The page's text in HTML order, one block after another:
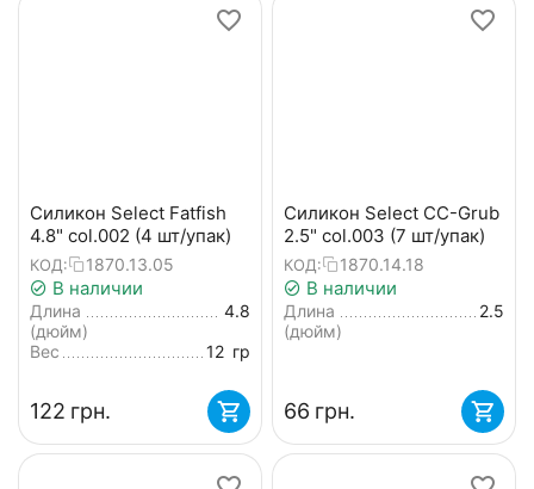
Силикон Select Fatfish
4.8" col.002 (4 шт/упак)
КОД: 1870.13.05
В наличии
Длина
(дюйм)
4.8
Вес
12 гр
‍122‍ грн.
Силикон Select CC-Grub
2.5" col.003 (7 шт/упак)
КОД: 1870.14.18
В наличии
Длина
(дюйм)
2.5
‍66‍ грн.